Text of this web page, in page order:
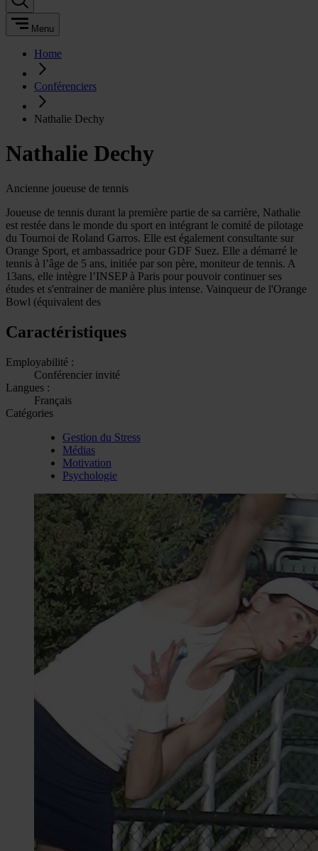
Menu
Home
Conférenciers
Nathalie Dechy
Nathalie Dechy
Ancienne joueuse de tennis
Joueuse de tennis durant la première partie de sa carrière, Nathalie
est restée dans le monde du sport en intégrant le comité de pilotage
du Tournoi de Roland Garros. Elle est également consultante sur
Orange Sport, et ambassadrice pour GDF Suez. Elle a démarré le
tennis à l’âge de 5 ans, initiée par son père, moniteur de tennis. A
13ans, elle intègre l’INSEP à Paris pour pouvoir continuer ses
études et s'entrainer de manière plus intense. Vainqueur de l'Orange
Bowl (équivalent des
Caractéristiques
Employabilité :
Conférencier invité
Langues :
Français
Catégories
Gestion du Stress
Médias
Motivation
Psychologie